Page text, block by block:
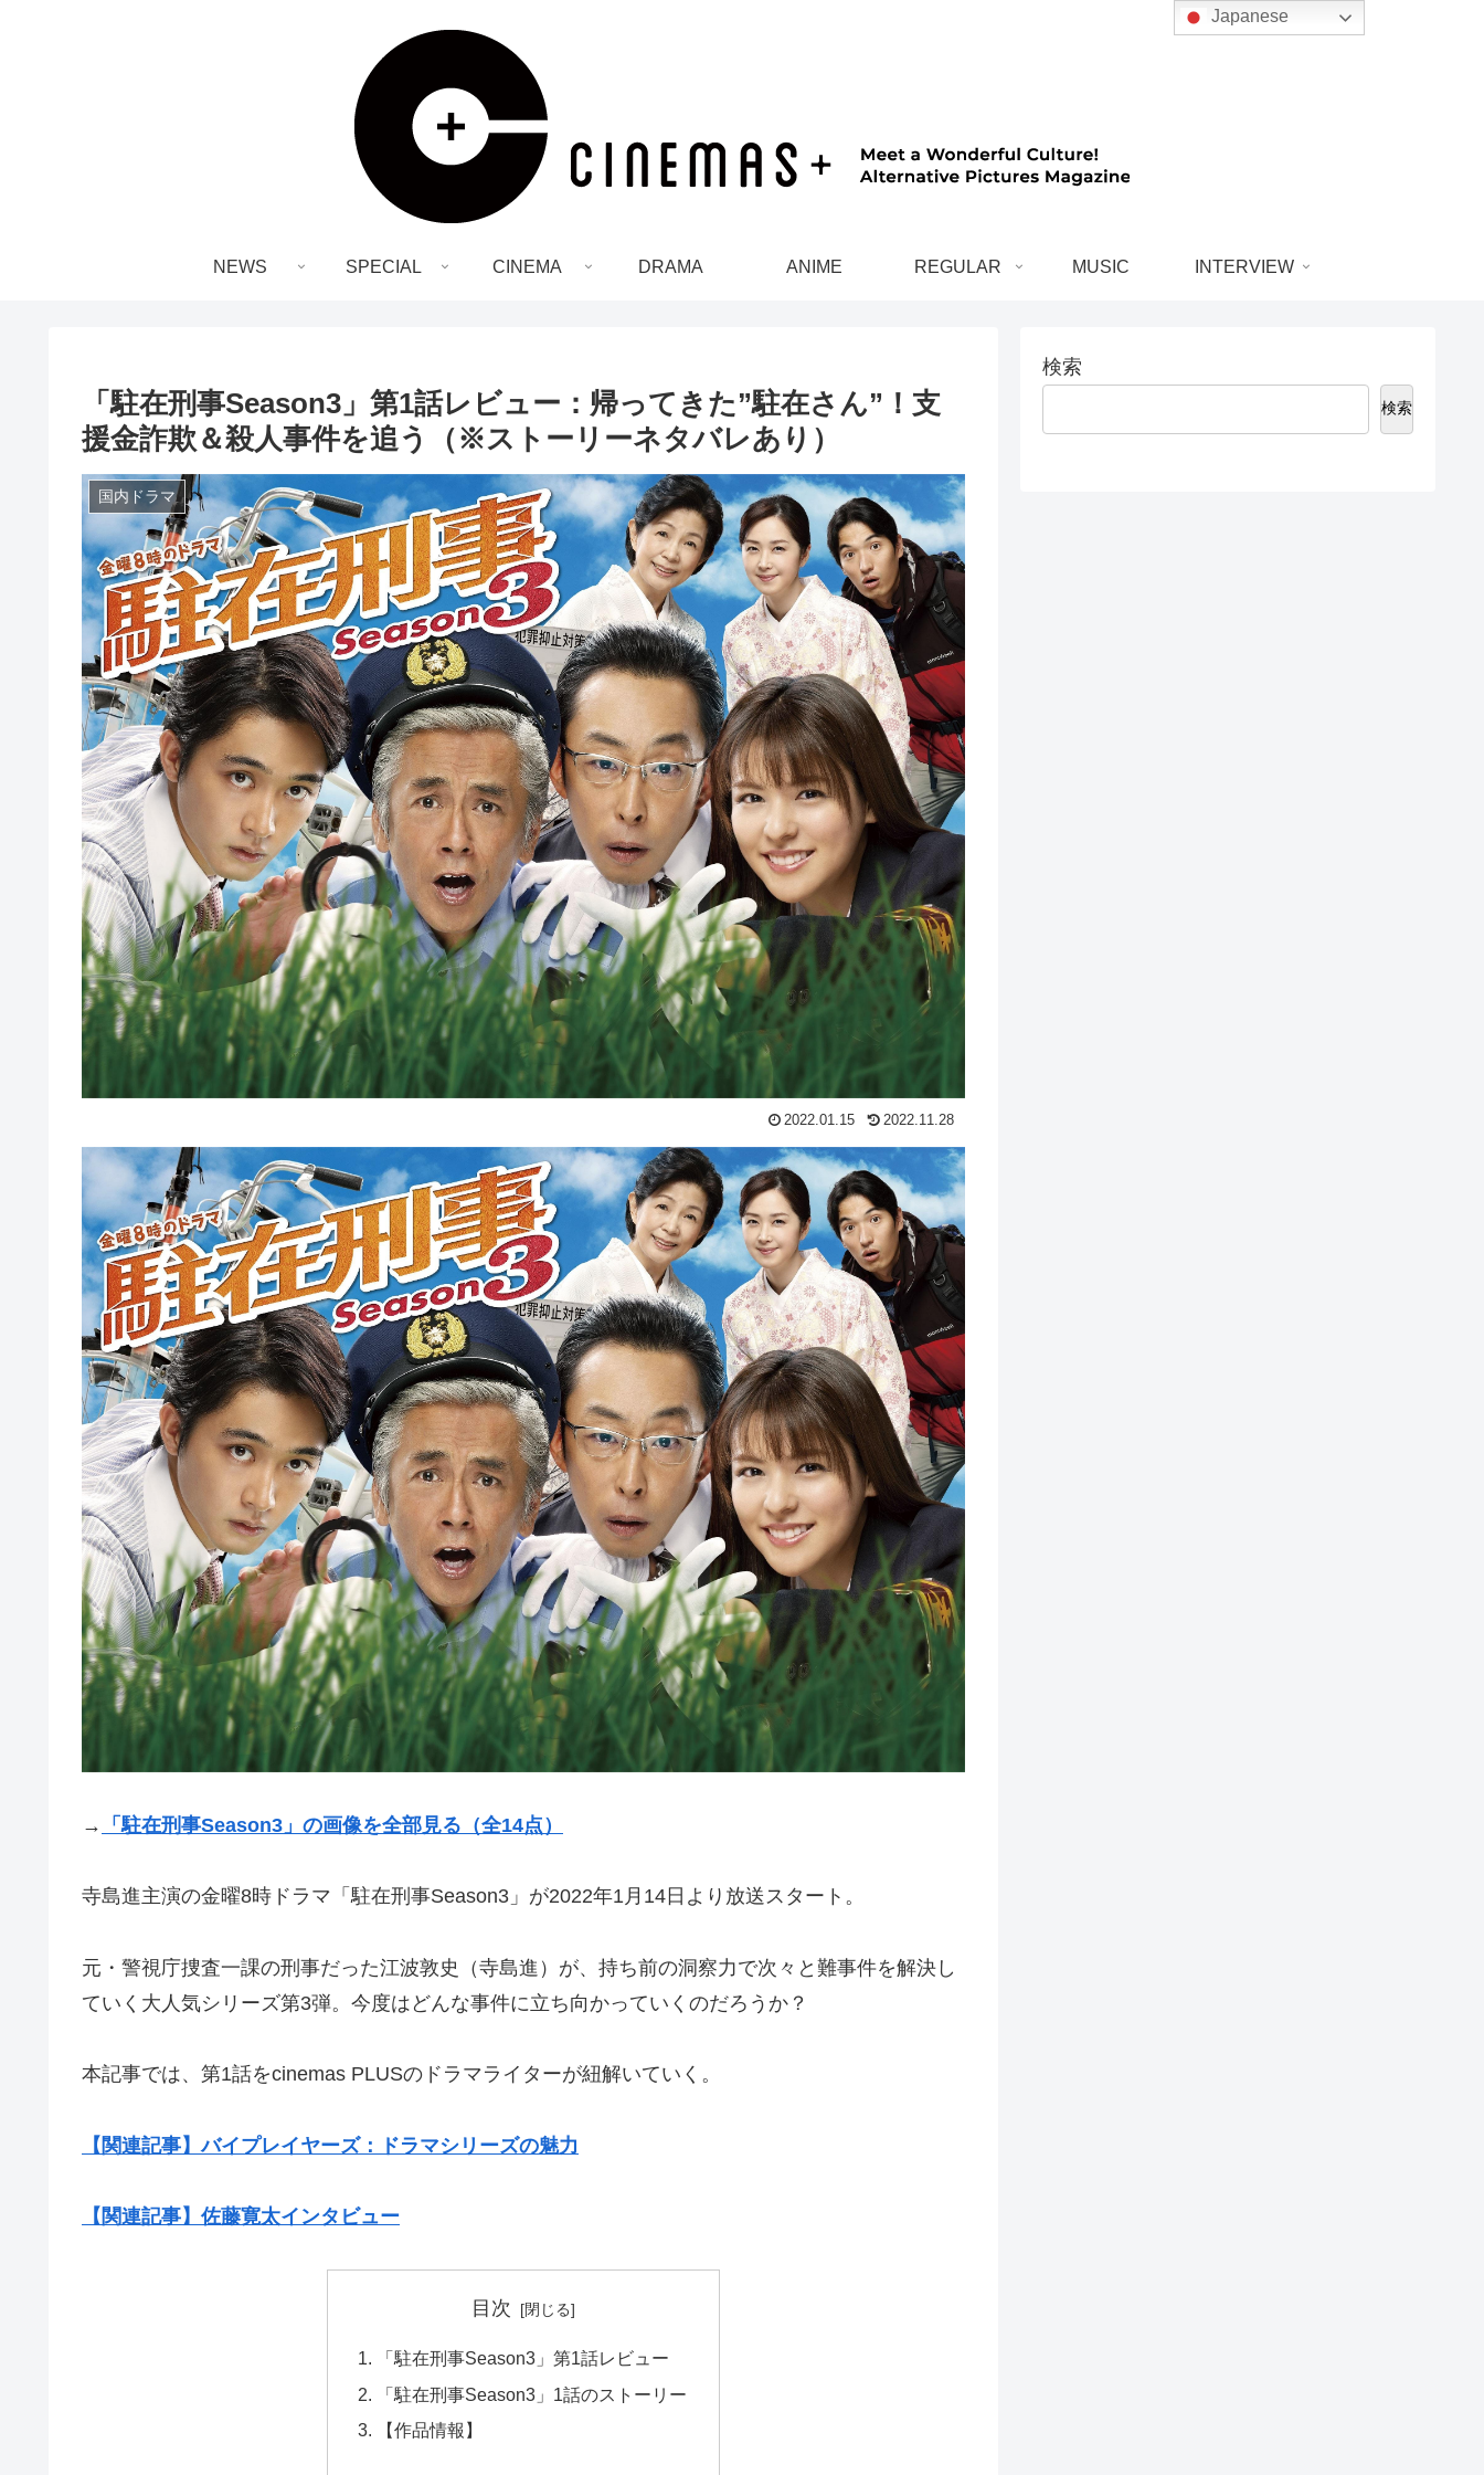
NEWS SPECIAL CINEMA DRAMA ANIME REGULAR MUSIC INTERVIEW
「駐在刑事Season3」第1話レビュー：帰ってきた”駐在さん”！支
援金詐欺＆殺人事件を追う（※ストーリーネタバレあり）
国内ドラマ
2022.01.15 2022.11.28
→ 「駐在刑事Season3」の画像を全部見る（全14点）
寺島進主演の金曜8時ドラマ「駐在刑事Season3」が2022年1月14日より放送スタート。
元・警視庁捜査一課の刑事だった江波敦史（寺島進）が、持ち前の洞察力で次々と難事件を解決し
ていく大人気シリーズ第3弾。今度はどんな事件に立ち向かっていくのだろうか？
本記事では、第1話をcinemas PLUSのドラマライターが紐解いていく。
【関連記事】バイプレイヤーズ：ドラマシリーズの魅力
【関連記事】佐藤寛太インタビュー
目次
「駐在刑事Season3」第1話レビュー
「駐在刑事Season3」1話のストーリー
【作品情報】
検索
検索
Japanese